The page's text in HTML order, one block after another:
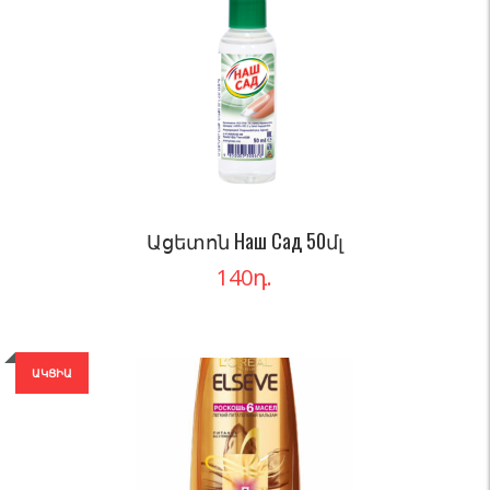
Ացետոն Наш Сад 50մլ
140դ.
ԱԿՑԻԱ